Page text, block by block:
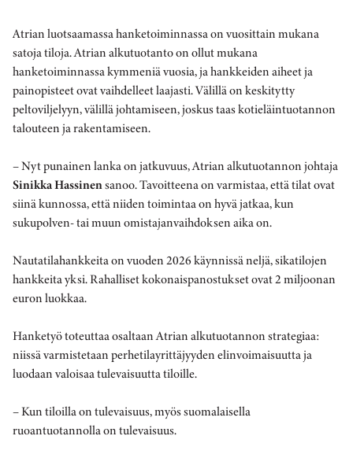
Atrian luotsaamassa hanketoiminnassa on vuosittain mukana
satoja tiloja. Atrian alkutuotanto on ollut mukana
hanketoiminnassa kymmeniä vuosia, ja hankkeiden aiheet ja
painopisteet ovat vaihdelleet laajasti. Välillä on keskitytty
peltoviljelyyn, välillä johtamiseen, joskus taas kotieläintuotannon
talouteen ja rakentamiseen.
– Nyt punainen lanka on jatkuvuus, Atrian alkutuotannon johtaja
Sinikka Hassinensanoo. Tavoitteena on varmistaa, että tilat ovat
siinä kunnossa, että niiden toimintaa on hyvä jatkaa, kun
sukupolven- tai muun omistajanvaihdoksen aika on.
Nautatilahankkeita on vuoden 2026 käynnissä neljä, sikatilojen
hankkeita yksi. Rahalliset kokonaispanostukset ovat 2 miljoonan
euron luokkaa.
Hanketyö toteuttaa osaltaan Atrian alkutuotannon strategiaa:
niissä varmistetaan perhetilayrittäjyyden elinvoimaisuutta ja
luodaan valoisaa tulevaisuutta tiloille.
– Kun tiloilla on tulevaisuus, myös suomalaisella
ruoantuotannolla on tulevaisuus.